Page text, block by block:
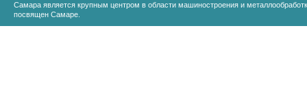
Самара является крупным центром в области машиностроения и
посвящен Самаре.